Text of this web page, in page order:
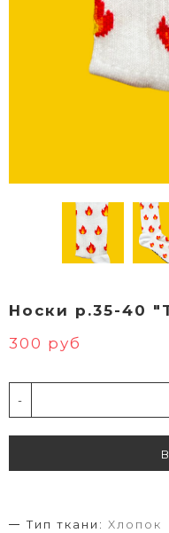
Носки р.35-40
300 руб
-
Тип ткани: Хлопок